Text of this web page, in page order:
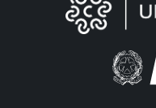
"Fattura
Elettronica"